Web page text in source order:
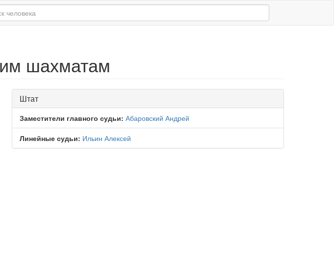
шахматам
Штат
Заместители главного судьи: Абаровский Андрей
Линейные судьи: Ильин Алексей